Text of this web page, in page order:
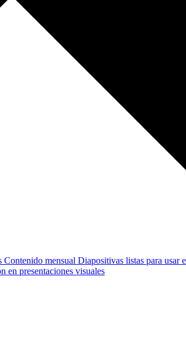
Contenido mensual Diapositivas listas para usar
en presentaciones visuales